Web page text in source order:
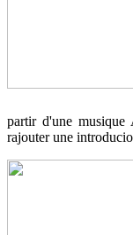
partir d'une
rajouter une